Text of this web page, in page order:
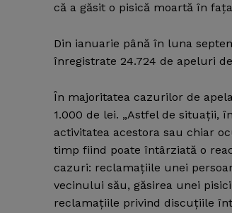
că a găsit o pisică moartă în
Din ianuarie până în luna
înregistrate 24.724 de apeluri
În majoritatea cazurilor de
1.000 de lei. „Astfel de situaţii,
activitatea acestora sau chiar
timp fiind poate întârziată o
cazuri: reclamaţiile unei
vecinului său, găsirea unei
reclamaţiile privind discuţiile